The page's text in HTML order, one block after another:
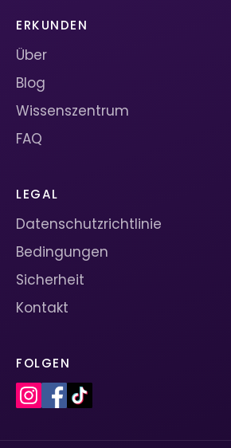
ERKUNDEN
Über
Blog
Wissenszentrum
FAQ
LEGAL
Datenschutzrichtlinie
Bedingungen
Sicherheit
Kontakt
FOLGEN